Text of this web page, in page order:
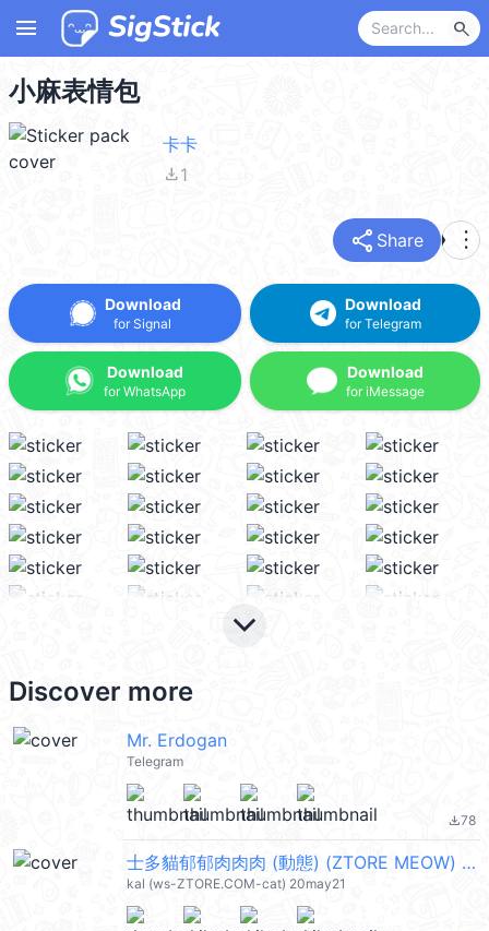
menu search
小麻表情包
卡卡
file_download1
share Share more_vert
Download
for Signal
Download
for WhatsApp
Download
for Telegram
Download
for iMessage
keyboard_arrow_down
Discover more
Mr. Erdogan
Telegram
file_download78
士多貓郁郁肉肉肉 (動態) (ZTORE MEOW) @kal_pc
kal (ws-ZTORE.COM-cat) 20may21